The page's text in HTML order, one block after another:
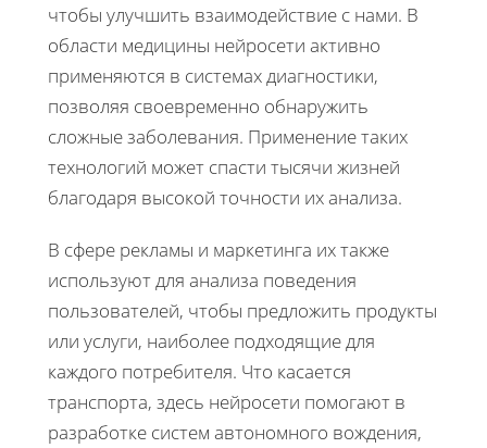
чтобы улучшить взаимодействие с нами. В
области медицины нейросети активно
применяются в системах диагностики,
позволяя своевременно обнаружить
сложные заболевания. Применение таких
технологий может спасти тысячи жизней
благодаря высокой точности их анализа.
В сфере рекламы и маркетинга их также
используют для анализа поведения
пользователей, чтобы предложить продукты
или услуги, наиболее подходящие для
каждого потребителя. Что касается
транспорта, здесь нейросети помогают в
разработке систем автономного вождения,